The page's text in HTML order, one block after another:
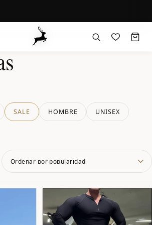
SALE HOMBRE UNISEX